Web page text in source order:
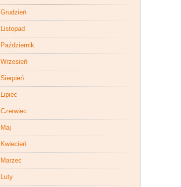
Grudzień
Listopad
Październik
Wrzesień
Sierpień
Lipiec
Czerwiec
Maj
Kwiecień
Marzec
Luty